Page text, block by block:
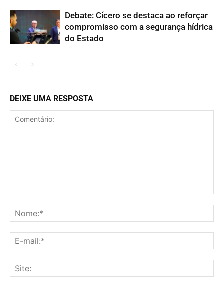
Debate: Cícero se destaca ao reforçar
compromisso com a segurança hídrica
do Estado
DEIXE UMA RESPOSTA